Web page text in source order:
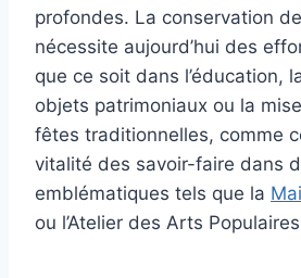
profondes. La conservation
nécessite aujourd’hui des
que ce soit dans l’éducation,
objets patrimoniaux ou la
fêtes traditionnelles, comme
vitalité des savoir-faire dans
emblématiques tels que la
ou l’Atelier des Arts